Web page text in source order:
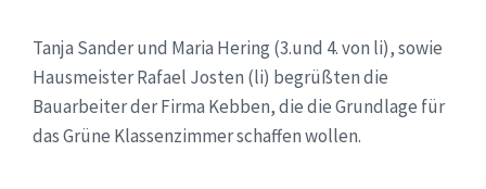
Tanja Sander und Maria Hering (3.und 4. von li), sowie
Hausmeister Rafael Josten (li) begrüßten die
Bauarbeiter der Firma Kebben, die die Grundlage für
das Grüne Klassenzimmer schaffen wollen.